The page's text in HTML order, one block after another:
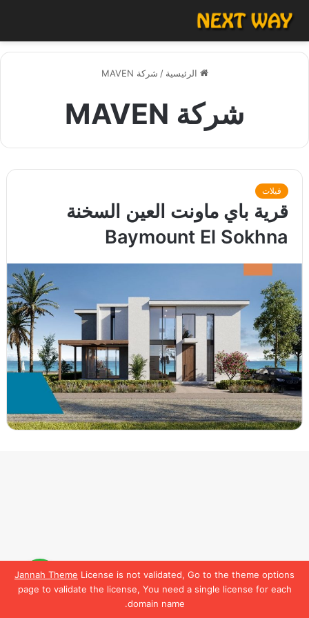
Jannah Theme License is not validated, Go to the theme options
page to validate the license, You need a single license for each
domain name.
الرئيسية / شركة MAVEN
شركة MAVEN
فيلات
قرية باي ماونت العين السخنة
Baymount El Sokhna
لمعرفة تفاصيل أكترتواصل
معنا